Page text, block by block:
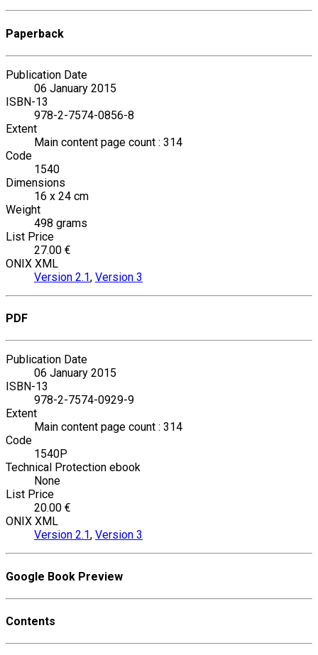
Paperback
Publication Date
06 January 2015
ISBN-13
978-2-7574-0856-8
Extent
Main content page count : 314
Code
1540
Dimensions
16 x 24 cm
Weight
498 grams
List Price
27.00 €
ONIX XML
Version 2.1, Version 3
PDF
Publication Date
06 January 2015
ISBN-13
978-2-7574-0929-9
Extent
Main content page count : 314
Code
1540P
Technical Protection ebook
None
List Price
20.00 €
ONIX XML
Version 2.1, Version 3
Google Book Preview
Contents